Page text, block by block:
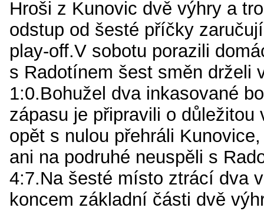
Hroši z Kunovic dvě výhry a
odstup od šesté příčky
play-off.V sobotu porazili
s Radotínem šest směn drželi
1:0.Bohužel dva inkasované
zápasu je připravili o důležitou
opět s nulou přehráli
ani na podruhé neuspěli s
4:7.Na šesté místo ztrácí dva
koncem základní části dvě